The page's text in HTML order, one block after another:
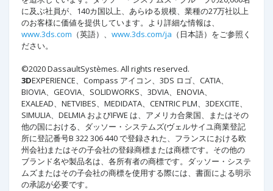
に及ぶ社員が、140カ国以上、あらゆる規模、業種の27万社以上
のお客様に価値を提供しています。より詳細な情報は、
www.3ds.com （英語）、 www.3ds.com/ja （日本語）をご参照く
ださい。
©2020 DassaultSystèmes. All rights reserved.
3DEXPERIENCE、Compass アイコン、3DS ロゴ、CATIA、
BIOVIA、GEOVIA、SOLIDWORKS、3DVIA、ENOVIA、
EXALEAD、NETVIBES、MEDIDATA、CENTRIC PLM、3DEXCITE、
SIMULIA、DELMIA およびIFWE は、アメリカ合衆国、またはその
他の国における、ダッソー・システムズ(ヴェルサイユ商業登記
所に登記番号B 322 306 440 で登録された、フランスにおける欧
州会社)またはその子会社の登録商標または商標です。その他の
ブランド名や製品名は、各所有者の商標です。ダッソー・システ
ムズまたはその子会社の商標を使用する際には、書面による明示
の承認が必要です。